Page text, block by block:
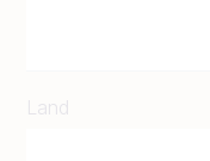
Land